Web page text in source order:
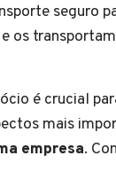
seguro
os
é crucial
mais
empresa.